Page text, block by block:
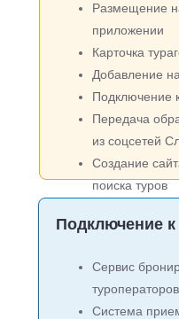
Подключение
Сервис
туроператоров
Система
Размещение
приложении
Карточка
Добавление
Подключение
Передача
из соцсетей
Создание
поиска туров